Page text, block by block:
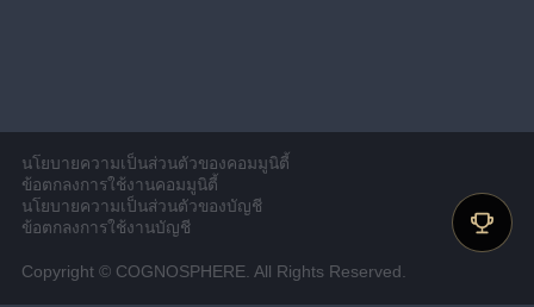
นโยบายความเป็นส่วนตัวของคอมมูนิตี้
ข้อตกลงการใช้งานคอมมูนิตี้
นโยบายความเป็นส่วนตัวของบัญชี
ข้อตกลงการใช้งานบัญชี
Copyright © COGNOSPHERE. All Rights Reserved.